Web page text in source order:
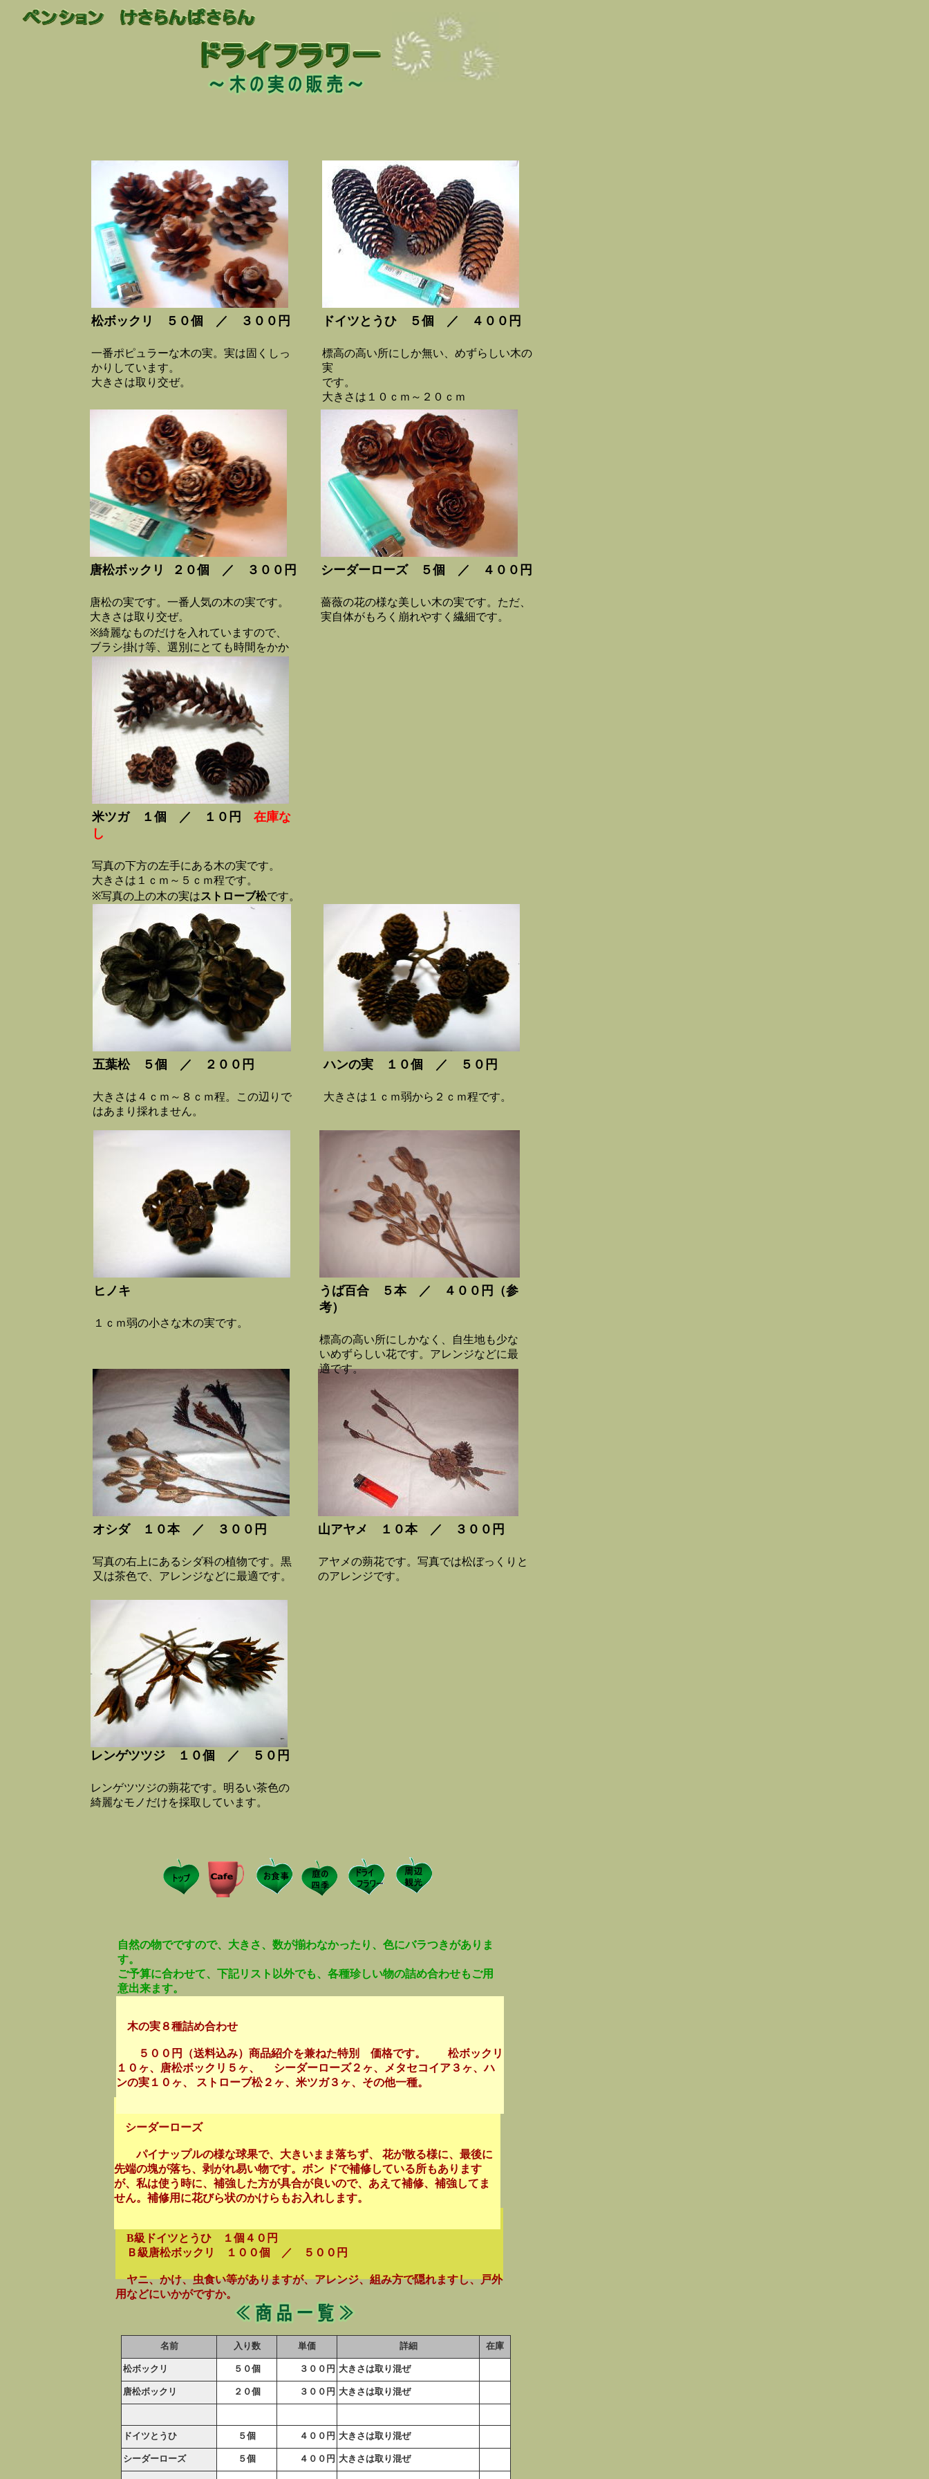
レンゲツツジ １０個 ／ ５０円
レンゲツツジの蒴花です。明るい茶色の
綺麗なモノだけを採取しています。
ヒノキ
１ｃｍ弱の小さな木の実です。
うば百合 ５本 ／ ４００円
（参
考）
標高の高い所にしかなく、自生地も少な
いめずらしい花です。アレンジなどに最
適です。
松ボックリ ５０個 ／ ３００円
一番ポピュラーな木の実。実は固くしっ
かりしています。
大きさは取り交ぜ。
ドイツとうひ ５個 ／ ４００円
標高の高い所にしか無い、めずらしい木の
実
です。
大きさは１０ｃｍ～２０ｃｍ
五葉松 ５個 ／ ２００円
大きさは４ｃｍ～８ｃｍ程。この辺りで
はあまり採れません。
ハンの実 １０個 ／ ５０円
大きさは１ｃｍ弱から２ｃｍ程です。
木の実８種詰め合わせ
５００円（送料込み）商品紹介を兼ねた特別 価格です。 松ボックリ
１０ヶ、唐松ボックリ５ヶ、 シーダーローズ２ヶ、メタセコイア３ヶ、ハ
ンの実１０ヶ、 ストローブ松２ヶ、米ツガ３ヶ、その他一種。
シーダーローズ
パイナップルの様な球果で、大きいまま落ちず、 花が散る様に、最後に
先端の塊が落ち、剥がれ易い物です。ボン ドで補修している所もあります
が、私は使う時に、補強した方が具合が良いので、あえて補修、補強してま
せん。補修用に花びら状のかけらもお入れします。
B級ドイツとうひ １個４０円
Ｂ級唐松ボックリ １００個 ／ ５００円
ヤニ、かけ、虫食い等がありますが、アレンジ、組み方で隠れますし、戸外
用などにいかがですか。
唐松ボックリ ２０個 ／ ３００円
唐松の実です。一番人気の木の実です。
大きさは取り交ぜ。
※綺麗なものだけを入れていますので、
ブラシ掛け等、選別にとても時間をかか
シーダーローズ ５個 ／ ４００円
薔薇の花の様な美しい木の実です。ただ、
実自体がもろく崩れやすく繊細です。
オシダ １０本 ／ ３００円
写真の右上にあるシダ科の植物です。黒
又は茶色で、アレンジなどに最適です。
山アヤメ １０本 ／ ３００円
アヤメの蒴花です。写真では松ぼっくりと
のアレンジです。
自然の物でですので、大きさ、数が揃わなかったり、色にバラつきがありま
す。
ご予算に合わせて、下記リスト以外でも、各種珍しい物の詰め合わせもご用
意出来ます。
名前 入り数 単価 詳細 在庫
松ボックリ ５０個 ３００円 大きさは取り混ぜ
唐松ボックリ ２０個 ３００円 大きさは取り混ぜ
ドイツとうひ ５個 ４００円 大きさは取り混ぜ
シーダーローズ ５個 ４００円 大きさは取り混ぜ
米ツガ １個 ／ １０円
在庫な
し
写真の下方の左手にある木の実です。
大きさは１ｃｍ～５ｃｍ程です。
※写真の上の木の実はストローブ松です。